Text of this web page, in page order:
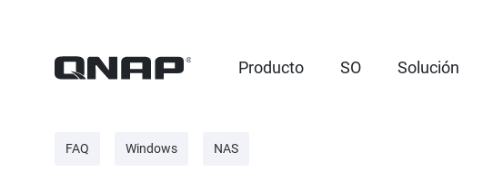
Producto SO Solución
FAQ Windows NAS